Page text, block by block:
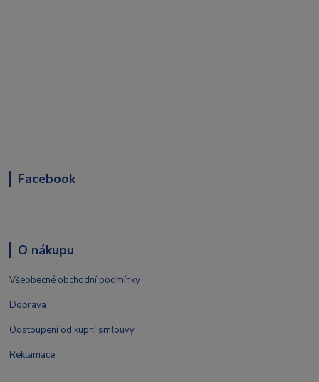
Facebook
O nákupu
Všeobecné obchodní podmínky
Doprava
Odstoupení od kupní smlouvy
Reklamace